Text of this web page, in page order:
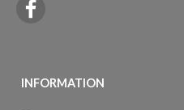
INFORMATION